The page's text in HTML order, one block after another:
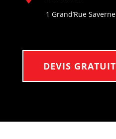
1 Grand’Rue Saverne
DEVIS GRATUIT